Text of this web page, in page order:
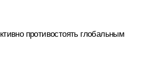
противостоять глобальным